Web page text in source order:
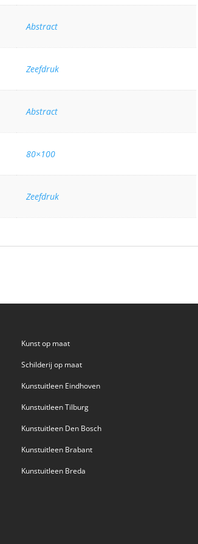
Abstract
Zeefdruk
Abstract
80×100
Zeefdruk
Kunst op maat
Schilderij op maat
Kunstuitleen Eindhoven
Kunstuitleen Tilburg
Kunstuitleen Den Bosch
Kunstuitleen Brabant
Kunstuitleen Breda